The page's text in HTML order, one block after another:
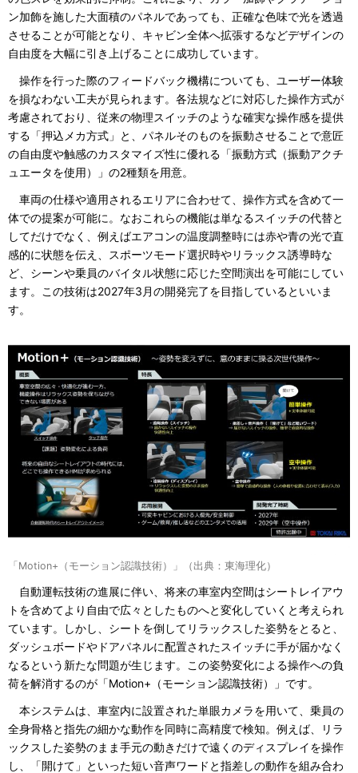
ン加飾を施した大面積のパネルであっても、正確な色味で光を透過
させることが可能となり、キャビン全体へ拡張するなどデザインの
自由度を大幅に引き上げることに成功しています。
操作を行った際のフィードバック機構についても、ユーザー体験
を損なわない工夫が見られます。各法規などに対応した操作方式が
考慮されており、従来の物理スイッチのような確実な操作感を提供
する「押込メカ方式」と、パネルそのものを振動させることで意匠
の自由度や触感のカスタマイズ性に優れる「振動方式（振動アクチ
ュエータを使用）」の2種類を用意。
車両の仕様や適用されるエリアに合わせて、操作方式を含めて一
体での提案が可能に。なおこれらの機能は単なるスイッチの代替と
してだけでなく、例えばエアコンの温度調整時には赤や青の光で直
感的に状態を伝え、スポーツモード選択時やリラックス誘導時な
ど、シーンや乗員のバイタル状態に応じた空間演出を可能にしてい
ます。この技術は2027年3月の開発完了を目指しているといいま
す。
「Motion+（モーション認識技術）」（出典：東海理化）
自動運転技術の進展に伴い、将来の車室内空間はシートレイアウ
トを含めてより自由で広々としたものへと変化していくと考えられ
ています。しかし、シートを倒してリラックスした姿勢をとると、
ダッシュボードやドアパネルに配置されたスイッチに手が届かなく
なるという新たな問題が生じます。この姿勢変化による操作への負
荷を解消するのが「Motion+（モーション認識技術）」です。
本システムは、車室内に設置された単眼カメラを用いて、乗員の
全身骨格と指先の細かな動作を同時に高精度で検知。例えば、リラ
ックスした姿勢のまま手元の動きだけで遠くのディスプレイを操作
し、「開けて」といった短い音声ワードと指差しの動作を組み合わ